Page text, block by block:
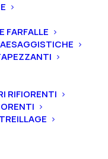
FARFALLE
RIFIORENTI
vessilli bianco-blu
leggermente
blu ghiaccio